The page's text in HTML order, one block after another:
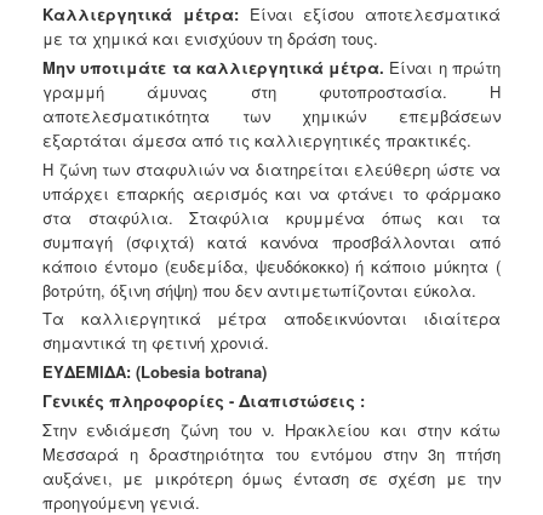
ΤΟΠΟΣ
ΠΟΛΙΤΙΣΜΟΣ
ΑΝΘΕΚΤΙΚΗ
ΠΟΛΗ
Καλλιεργητικά μέτρα: Είναι εξίσου αποτελεσματικά
με τα χημικά και ενισχύουν τη δράση τους.
Μην υποτιμάτε τα καλλιεργητικά μέτρα. Είναι η πρώτη
γραμμή άμυνας στη φυτοπροστασία. Η
αποτελεσματικότητα των χημικών επεμβάσεων
εξαρτάται άμεσα από τις καλλιεργητικές πρακτικές.
Η ζώνη των σταφυλιών να διατηρείται ελεύθερη ώστε να
υπάρχει επαρκής αερισμός και να φτάνει το φάρμακο
στα σταφύλια. Σταφύλια κρυμμένα όπως και τα
συμπαγή (σφιχτά) κατά κανόνα προσβάλλονται από
κάποιο έντομο (ευδεμίδα, ψευδόκοκκο) ή κάποιο μύκητα (
βοτρύτη, όξινη σήψη) που δεν αντιμετωπίζονται εύκολα.
Τα καλλιεργητικά μέτρα αποδεικνύονται ιδιαίτερα
σημαντικά τη φετινή χρονιά.
ΕΥΔΕΜΙΔΑ: (Lobesia botrana)
Γενικές πληροφορίες - Διαπιστώσεις :
Στην ενδιάμεση ζώνη του ν. Ηρακλείου και στην κάτω
Μεσσαρά η δραστηριότητα του εντόμου στην 3η πτήση
αυξάνει, με μικρότερη όμως ένταση σε σχέση με την
προηγούμενη γενιά.